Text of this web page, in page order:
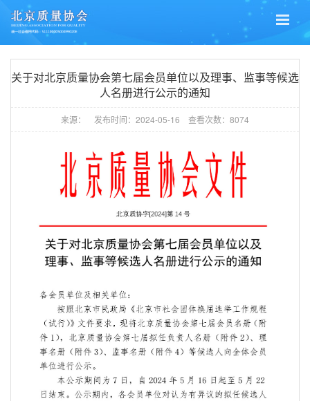
关于对北京质量协会第七届会员单位以及理事、监事等候选
人名册进行公示的通知
来源： 发布时间： 2024-05-16 查看次数： 8074